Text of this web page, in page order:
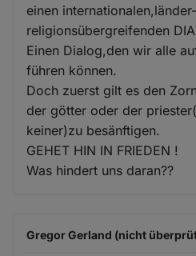
einen
religionsübergreifenden
Einen Dialog,den wir alle
führen können.
Doch zuerst gilt es den
der götter oder der
keiner)zu besänftigen.
GEHET HIN IN FRIEDEN !
Was hindert uns daran??
Gregor Gerland (nicht